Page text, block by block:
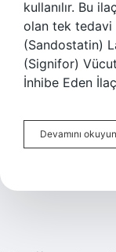
kullanılır. Bu
olan tek tedavi
(Sandostatin)
(Signifor)
İnhibe Eden
Devamını okuyun